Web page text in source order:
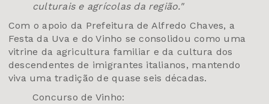
culturais e agrícolas da região."
Com o apoio da Prefeitura de Alfredo Chaves, a
Festa da Uva e do Vinho se consolidou como uma
vitrine da agricultura familiar e da cultura dos
descendentes de imigrantes italianos, mantendo
viva uma tradição de quase seis décadas.
Concurso de Vinho: